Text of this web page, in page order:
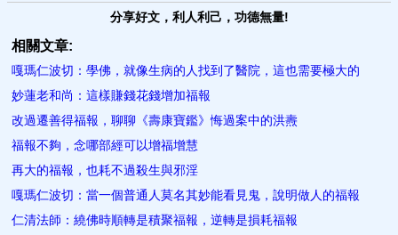
分享好文，利人利己，功德無量!
相關文章:
嘎瑪仁波切：學佛，就像生病的人找到了醫院，這也需要極大的
妙蓮老和尚：這樣賺錢花錢增加福報​
改過遷善得福報，聊聊《壽康寶鑑》悔過案中的洪燾
福報不夠，念哪部經可以增福增慧
再大的福報，也耗不過殺生與邪淫
嘎瑪仁波切：當一個普通人莫名其妙能看見鬼，說明做人的福報
仁清法師：繞佛時順轉是積聚福報，逆轉是損耗福報